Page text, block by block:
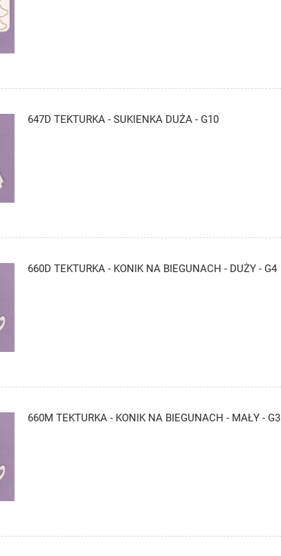
647D TEKTURKA - SUKIENKA DUŻA - G10
660D TEKTURKA - KONIK NA BIEGUNACH - DUŻY - G4
660M TEKTURKA - KONIK NA BIEGUNACH - MAŁY - G3